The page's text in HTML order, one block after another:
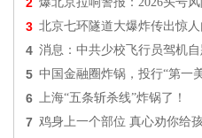
3 北京七环隧道大爆炸传出惊人
4 消息：中共少校飞行员驾机
5 中国金融圈炸锅，投行“第一
6 上海“五条斩杀线”炸锅了！
7 鸡身上一个部位 真心劝你给